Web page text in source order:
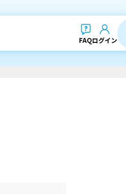
FAQログイン